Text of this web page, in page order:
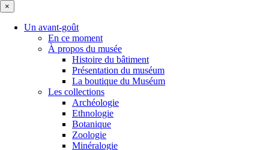
×
Un avant-goût
En ce moment
À propos du musée
Histoire du bâtiment
Présentation du muséum
La boutique du Muséum
Les collections
Archéologie
Ethnologie
Botanique
Zoologie
Minéralogie